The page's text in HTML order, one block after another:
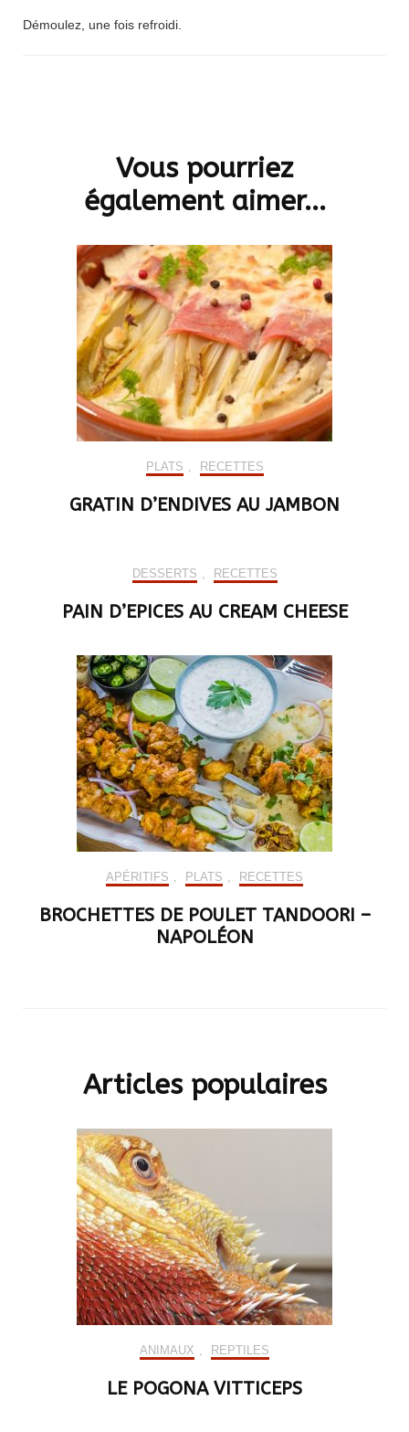
Démoulez, une fois refroidi.
Vous pourriez
également aimer...
PLATS RECETTES
GRATIN D’ENDIVES AU JAMBON
DESSERTS RECETTES
PAIN D’EPICES AU CREAM CHEESE
APÉRITIFS PLATS RECETTES
BROCHETTES DE POULET TANDOORI –
NAPOLÉON
Articles populaires
ANIMAUX REPTILES
LE POGONA VITTICEPS